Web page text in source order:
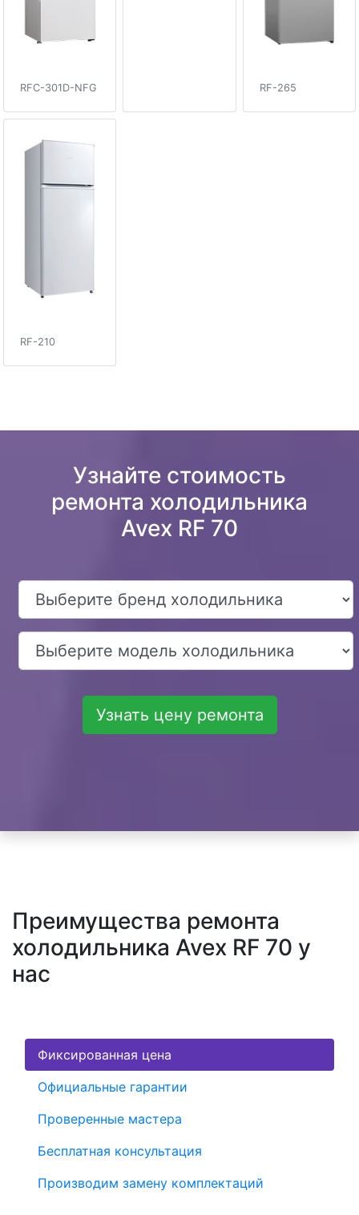
RFC-301D-NFG RF-265
RF-210
Узнайте стоимость
ремонта холодильника
Avex RF 70
Узнать цену ремонта
Преимущества ремонта
холодильника Avex RF 70 у
нас
Фиксированная цена
Официальные гарантии
Проверенные мастера
Бесплатная консультация
Производим замену комплектаций